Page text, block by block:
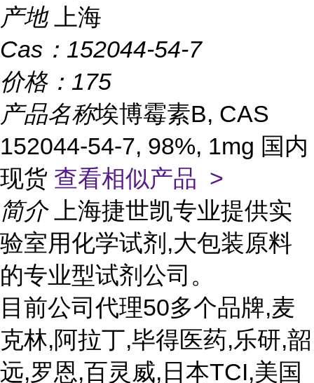
产地
上海
Cas： 152044-54-7
价格： 175
产品名称埃博霉素B, CAS
152044-54-7, 98%, 1mg 国内
现货 查看相似产品 >
简介
上海捷世凯专业提供实
验室用化学试剂,大包装原料
的专业型试剂公司。
目前公司代理50多个品牌,麦
克林,阿拉丁,毕得医药,乐研,韶
远,罗恩,百灵威,日本TCI,美国